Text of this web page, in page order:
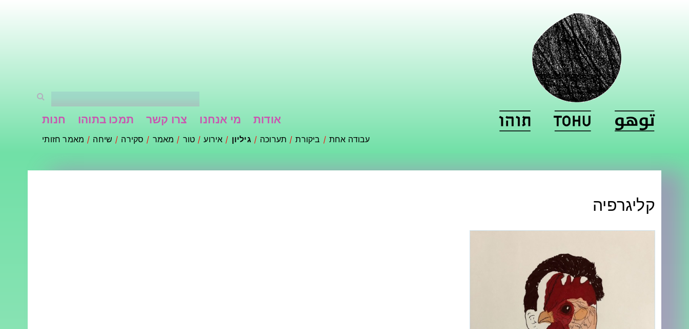
אודות מי אנחנו צרו קשר תמכו בתוהו חנות
מאמר חזותי שיחה סקירה מאמר טור אירוע גיליון תערוכה ביקורת עבודה אחת
קליגרפיה